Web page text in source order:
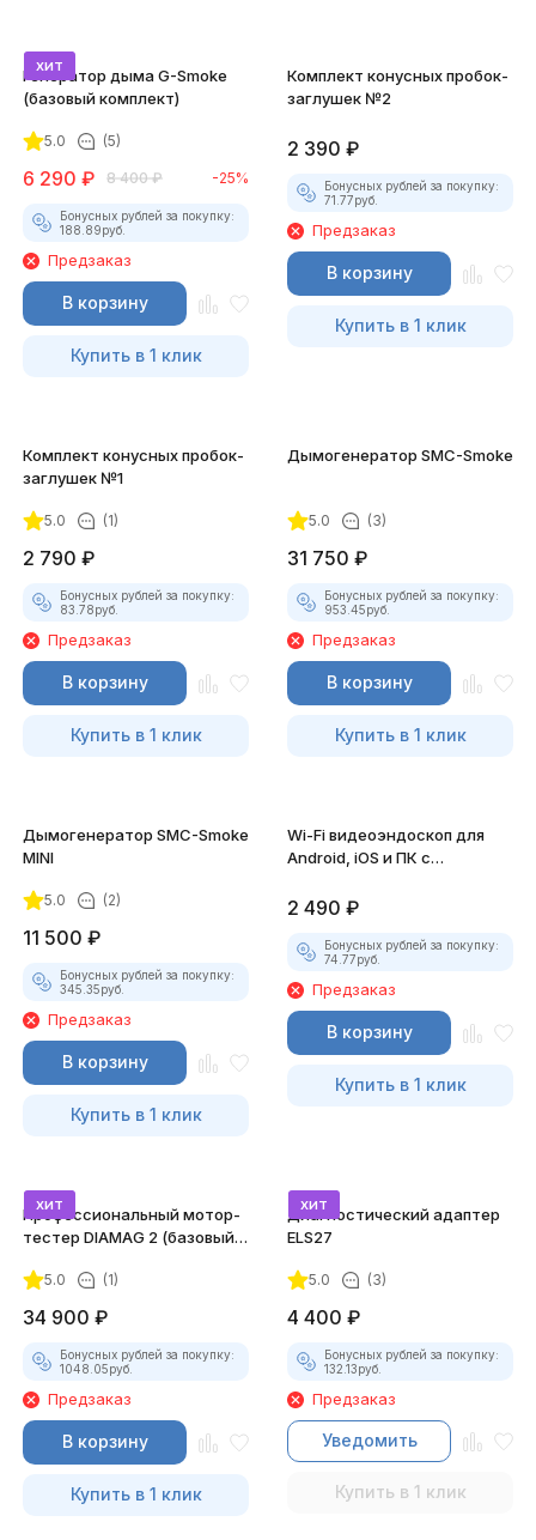
хит
Генератор дыма G-Smoke
(базовый комплект)
5.0 (5)
6 290 ₽ 8 400 ₽ -25%
Бонусных рублей за покупку:
188.89руб.
Предзаказ
В корзину
Купить в 1 клик
Комплект конусных пробок-
заглушек №2
2 390 ₽
Бонусных рублей за покупку:
71.77руб.
Предзаказ
В корзину
Купить в 1 клик
Комплект конусных пробок-
заглушек №1
5.0 (1)
2 790 ₽
Бонусных рублей за покупку:
83.78руб.
Предзаказ
В корзину
Купить в 1 клик
Дымогенератор SMC-Smoke
5.0 (3)
31 750 ₽
Бонусных рублей за покупку:
953.45руб.
Предзаказ
В корзину
Купить в 1 клик
Дымогенератор SMC-Smoke
MINI
5.0 (2)
11 500 ₽
Бонусных рублей за покупку:
345.35руб.
Предзаказ
В корзину
Купить в 1 клик
Wi-Fi видеоэндоскоп для
Android, iOS и ПК с
2 490 ₽
Бонусных рублей за покупку:
74.77руб.
Предзаказ
В корзину
Купить в 1 клик
хит
Профессиональный мотор-
тестер DIAMAG 2 (базовый
5.0 (1)
34 900 ₽
Бонусных рублей за покупку:
1048.05руб.
Предзаказ
В корзину
Купить в 1 клик
хит
Диагностический адаптер
ELS27
5.0 (3)
4 400 ₽
Бонусных рублей за покупку:
132.13руб.
Предзаказ
Уведомить
Купить в 1 клик